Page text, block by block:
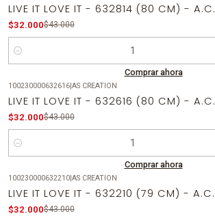
LIVE IT LOVE IT - 632814 (80 CM) - A.C.
$32.000$43.000
Cantidad
Comprar ahora
100230000632616|AS CREATION
LIVE IT LOVE IT - 632616 (80 CM) - A.C.
$32.000$43.000
Cantidad
Comprar ahora
100230000632210|AS CREATION
LIVE IT LOVE IT - 632210 (79 CM) - A.C.
$32.000$43.000